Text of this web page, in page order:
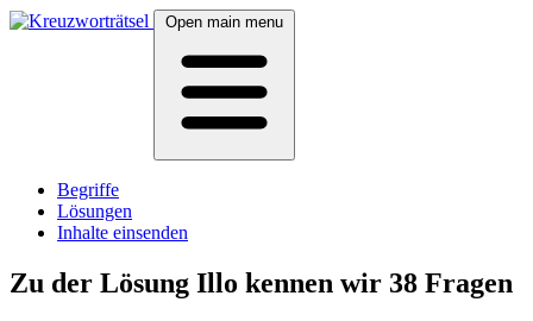
Open main menu
Begriffe
Lösungen
Inhalte einsenden
Zu der Lösung Illo kennen wir 38 Fragen